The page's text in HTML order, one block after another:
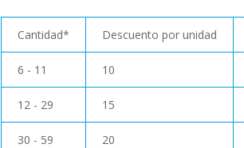
Cantidad* Descuento por unidad
6 - 11 10
12 - 29 15
30 - 59 20